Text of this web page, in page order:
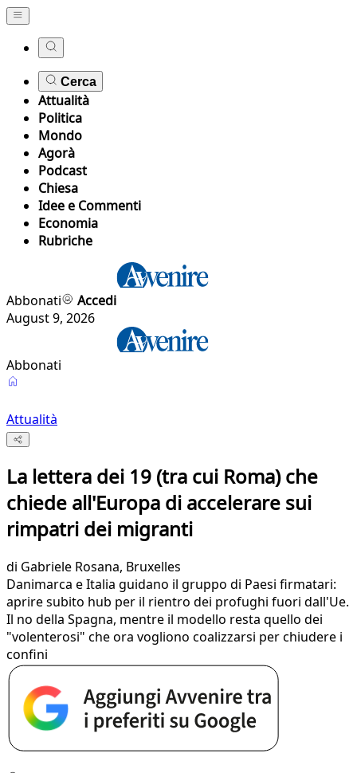
Cerca
Attualità
Politica
Mondo
Agorà
Podcast
Chiesa
Idee e Commenti
Economia
Rubriche
Abbonati
Accedi
August 9, 2026
Abbonati
Attualità
La lettera dei 19 (tra cui Roma) che
chiede all'Europa di accelerare sui
rimpatri dei migranti
di Gabriele Rosana, Bruxelles
Danimarca e Italia guidano il gruppo di Paesi firmatari:
aprire subito hub per il rientro dei profughi fuori dall'Ue.
Il no della Spagna, mentre il modello resta quello dei
"volenterosi" che ora vogliono coalizzarsi per chiudere i
confini